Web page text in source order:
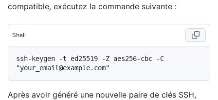
compatible, exécutez la commande suivante :
Shell
ssh-keygen -t ed25519 -Z aes256-cbc -C
Après avoir généré une nouvelle paire de clés SSH,